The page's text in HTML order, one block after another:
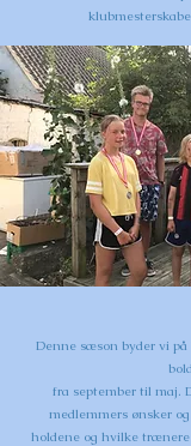
Denne sæson byder vi
fra september til maj.
medlemmers ønsker
holdene og hvilke